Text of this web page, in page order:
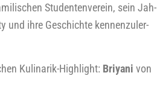
Stu­den­ten­ver­ein, sein Jah­
und ihre Geschich­te ken­nen­zu­ler­
Kuli­na­rik-High­light: Bri­ya­ni von